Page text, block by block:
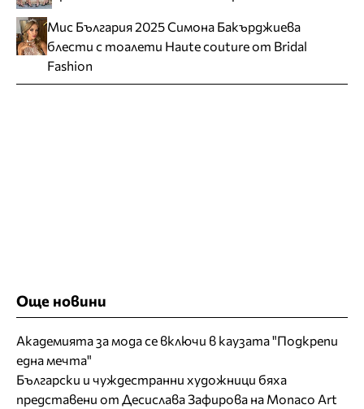
Мис България 2025 Симона Бакърджиева
блести с тоалети Haute couture от Bridal
Fashion
Още новини
Академията за мода се включи в каузата "Подкрепи
една мечта"
Български и чуждестранни художници бяха
представени от Десислава Зафирова на Monaco Art